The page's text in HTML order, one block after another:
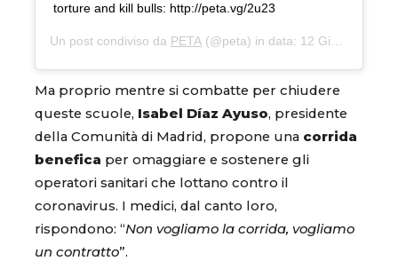
torture and kill bulls: http://peta.vg/2u23
Un post condiviso da PETA (@peta) in data: 12 Giu 2020 alle ore 2:48 PDT
Ma proprio mentre si combatte per chiudere
queste scuole, Isabel Díaz Ayuso, presidente
della Comunità di Madrid, propone una corrida
benefica per omaggiare e sostenere gli
operatori sanitari che lottano contro il
coronavirus. I medici, dal canto loro,
rispondono: “Non vogliamo la corrida, vogliamo
un contratto”.